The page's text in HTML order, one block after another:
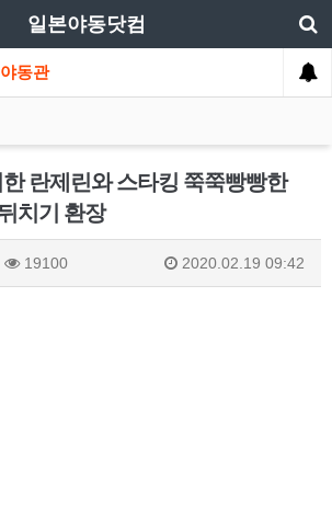
일본야동닷컴
동관
란제린와 스타킹 쭉쭉빵빵한
치기 환장
19100 2020.02.19 09:42